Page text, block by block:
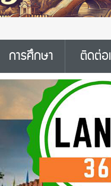
การศึกษา ติดต่อ